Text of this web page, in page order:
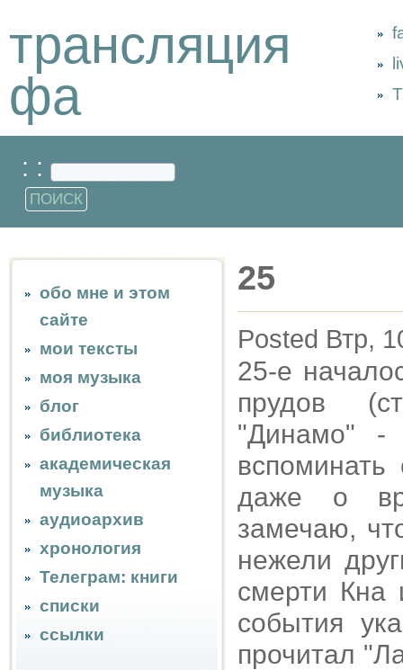
трансляция
фа
: :
обо мне и этом
сайте
мои тексты
моя музыка
блог
библиотека
академическая
музыка
аудиоархив
хронология
Телеграм: книги
списки
ссылки
25
Posted Втр,
25-е
прудов
"Динамо" -
даже о
замечаю,
нежели
смерти
события
прочитал